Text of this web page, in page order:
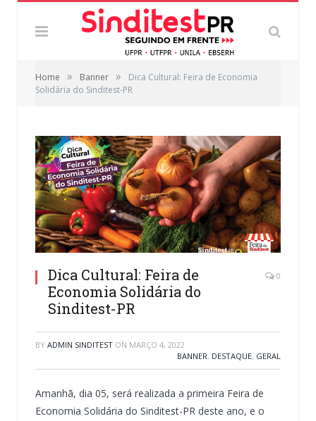
Home » Banner »
Dica Cultural: Feira de Economia
Solidária do Sinditest-PR
Dica Cultural: Feira de
Economia Solidária do
Sinditest-PR
0
BY ADMIN SINDITEST ON MARÇO 4, 2022
BANNER, DESTAQUE, GERAL
Amanhã, dia 05, será realizada a primeira Feira de
Economia Solidária do Sinditest-PR deste ano, e o